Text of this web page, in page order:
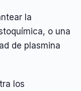
la
o una
de plasmina
los